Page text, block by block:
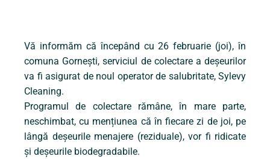
Vă informăm că începând cu 26 februarie (joi), în
comuna Gornești, serviciul de colectare a deșeurilor
va fi asigurat de noul operator de salubritate, Sylevy
Cleaning.
Programul de colectare rămâne, în mare parte,
neschimbat, cu mențiunea că în fiecare zi de joi, pe
lângă deșeurile menajere (reziduale), vor fi ridicate
și deșeurile biodegradabile.